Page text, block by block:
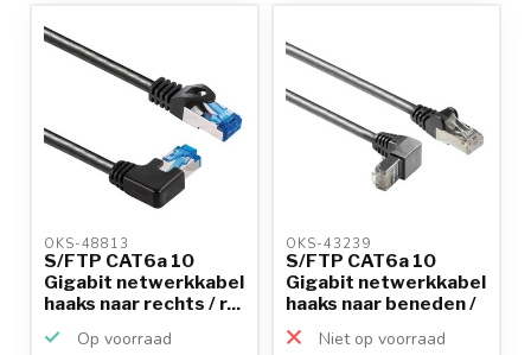
OKS-48813
S/FTP CAT6a 10
Gigabit netwerkkabel
haaks naar rechts / r...
Op voorraad
OKS-43239
S/FTP CAT6a 10
Gigabit netwerkkabel
haaks naar beneden /
...
Niet op voorraad